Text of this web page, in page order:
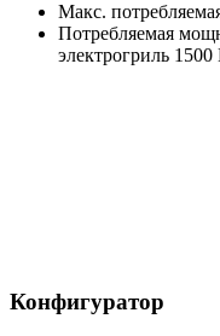
Макс.
Потребляемая
электрогриль
Конфигуратор